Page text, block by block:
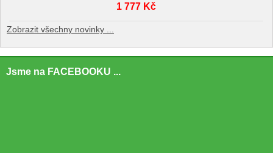
1 777 Kč
Zobrazit všechny novinky ...
Jsme na FACEBOOKU ...